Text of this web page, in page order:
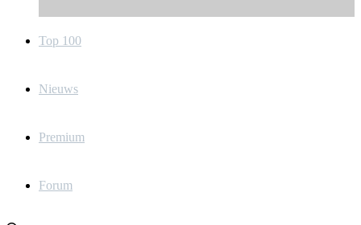
Top 100
Nieuws
Premium
Forum